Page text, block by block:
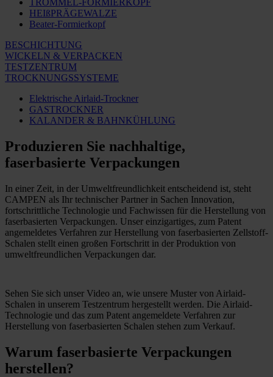
TROMMEL-FORMIERKOPF
HEIßPRÄGEWALZE
Beater-Formierkopf
BESCHICHTUNG
WICKELN & VERPACKEN
TESTZENTRUM
TROCKNUNGSSYSTEME
Elektrische Airlaid-Trockner
GASTROCKNER
KALANDER & BAHNKÜHLUNG
Produzieren Sie nachhaltige,
faserbasierte Verpackungen
In einer Zeit, in der Umweltfreundlichkeit entscheidend ist, steht
CAMPEN als Ihr technischer Partner in Sachen Innovation,
fortschrittliche Technologie und Fachwissen für die Herstellung von
faserbasierten Verpackungen. Unser einzigartiges, zum Patent
angemeldetes Verfahren zur Herstellung von faserbasierten Zellstoff-
Schalen stellt einen großen Fortschritt in der Produktion von
umweltfreundlichen Verpackungen dar.
Sehen Sie sich unser Video an, wie unsere Muster von Airlaid-
Schalen in unserem Testzentrum hergestellt werden. Die Airlaid-
Technologie und das zum Patent angemeldete Verfahren zur
Herstellung von faserbasierten Schalen stehen zum Verkauf.
Warum faserbasierte Verpackungen
herstellen?